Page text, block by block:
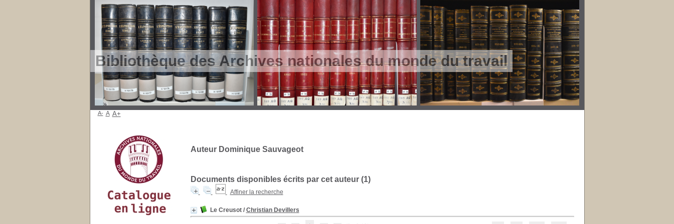
Bibliothèque des Archives nationales du monde du travail
Auteur Dominique Sauvageot
Documents disponibles écrits par cet auteur (1)
Affiner la recherche
Le Creusot/ Christian Devillers
A- A A+